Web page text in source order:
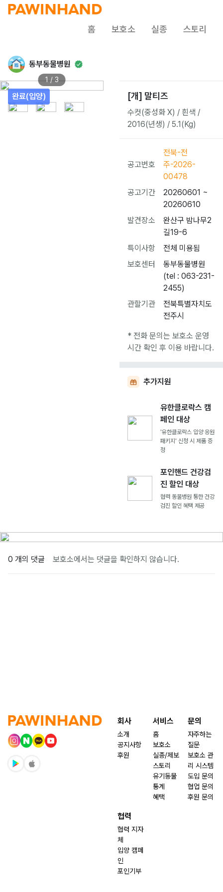
홈 보호소 실종 스토리
동부동물병원
완료(입양)
1 / 3
[개] 말티즈
수컷(중성화 X) / 흰색 /
2016(년생) / 5.1(Kg)
공고번호
전북-전
주-2026-
00478
공고기간
20260601 ~
20260610
발견장소
완산구 밤나무2
길19-6
특이사항
전체 미용됨
보호센터
동부동물병원
(tel : 063-231-
2455)
관할기관
전북특별자치도
전주시
* 전화 문의는 보호소 운영
시간 확인 후 이용 바랍니다.
추가지원
유한클로락스 캠
페인 대상
'유한클로락스 입양 응원
패키지' 신청 시 제품 증
정
포인핸드 건강검
진 할인 대상
협력 동물병원 통한 건강
검진 할인 혜택 제공
0 개의 댓글 보호소에서는 댓글을 확인하지 않습니다.
회사
소개
공지사항
후원
서비스
홈
보호소
실종/제보
스토리
유기동물
통계
혜택
문의
자주하는
질문
보호소 관
리 시스템
도입 문의
협업 문의
후원 문의
협력
협력 지자
체
입양 캠페
인
포인기부